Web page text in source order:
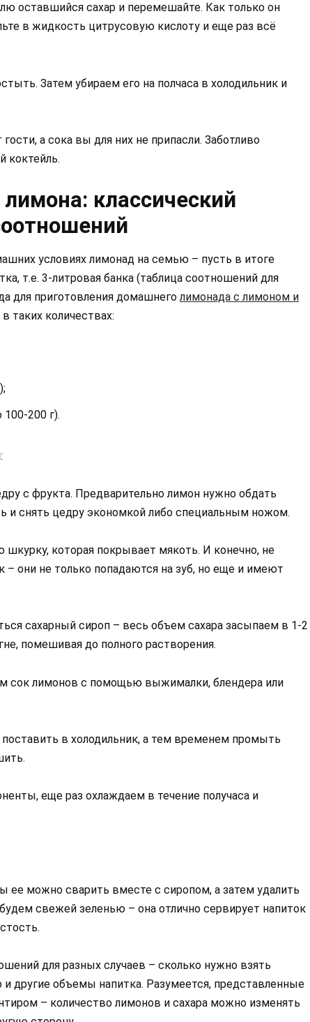
оставшийся сахар и перемешайте. Как только он
в жидкость цитрусовую кислоту и еще раз всё
Затем убираем его на полчаса в холодильник и
а сока вы для них не припасли. Заботливо
коктейль.
классический
условиях лимонад на семью – пусть в итоге
т.е. 3-литровая банка (таблица соотношений для
для приготовления домашнеголимонада с лимоном и
таких количествах:
100-200 г).
с фрукта. Предварительно лимон нужно обдать
и снять цедру экономкой либо специальным ножом.
которая покрывает мякоть. И конечно, не
– они не только попадаются на зуб, но еще и имеют
сахарный сироп – весь объем сахара засыпаем в 1-2
помешивая до полного растворения.
сок лимонов с помощью выжималки, блендера или
в холодильник, а тем временем промыть
еще раз охлаждаем в течение получаса и
ее можно сварить вместе с сиропом, а затем удалить
свежей зеленью – она отлично сервирует напиток
для разных случаев – сколько нужно взять
и другие объемы напитка. Разумеется, представленные
– количество лимонов и сахара можно изменять